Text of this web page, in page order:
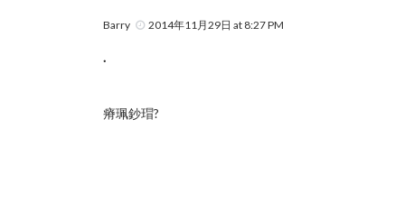
Barry 2014年11月29日 at 8:27 PM
.
瘠珮鈔瑁?